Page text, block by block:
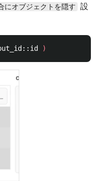
にオブジェクトを隠す
設
)